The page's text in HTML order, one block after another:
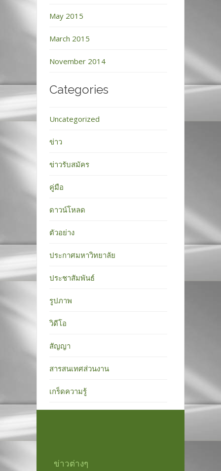
May 2015
March 2015
November 2014
Categories
Uncategorized
ข่าว
ข่าวรับสมัคร
คู่มือ
ดาวน์โหลด
ตัวอย่าง
ประกาศมหาวิทยาลัย
ประชาสัมพันธ์
รูปภาพ
วิดีโอ
สัญญา
สารสนเทศส่วนงาน
เกร็ดความรู้
ข่าวต่างๆ